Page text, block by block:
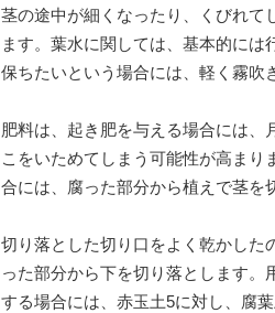
茎の途中が細くなったり、くびれて
ます。葉水に関しては、基本的には
保ちたいという場合には、軽く霧吹
肥料は、起き肥を与える場合には、
こをいためてしまう可能性が高ま
合には、腐った部分から植えで茎を
切り落とした切り口をよく乾かした
った部分から下を切り落とします
する場合には、赤玉土5に対し、腐